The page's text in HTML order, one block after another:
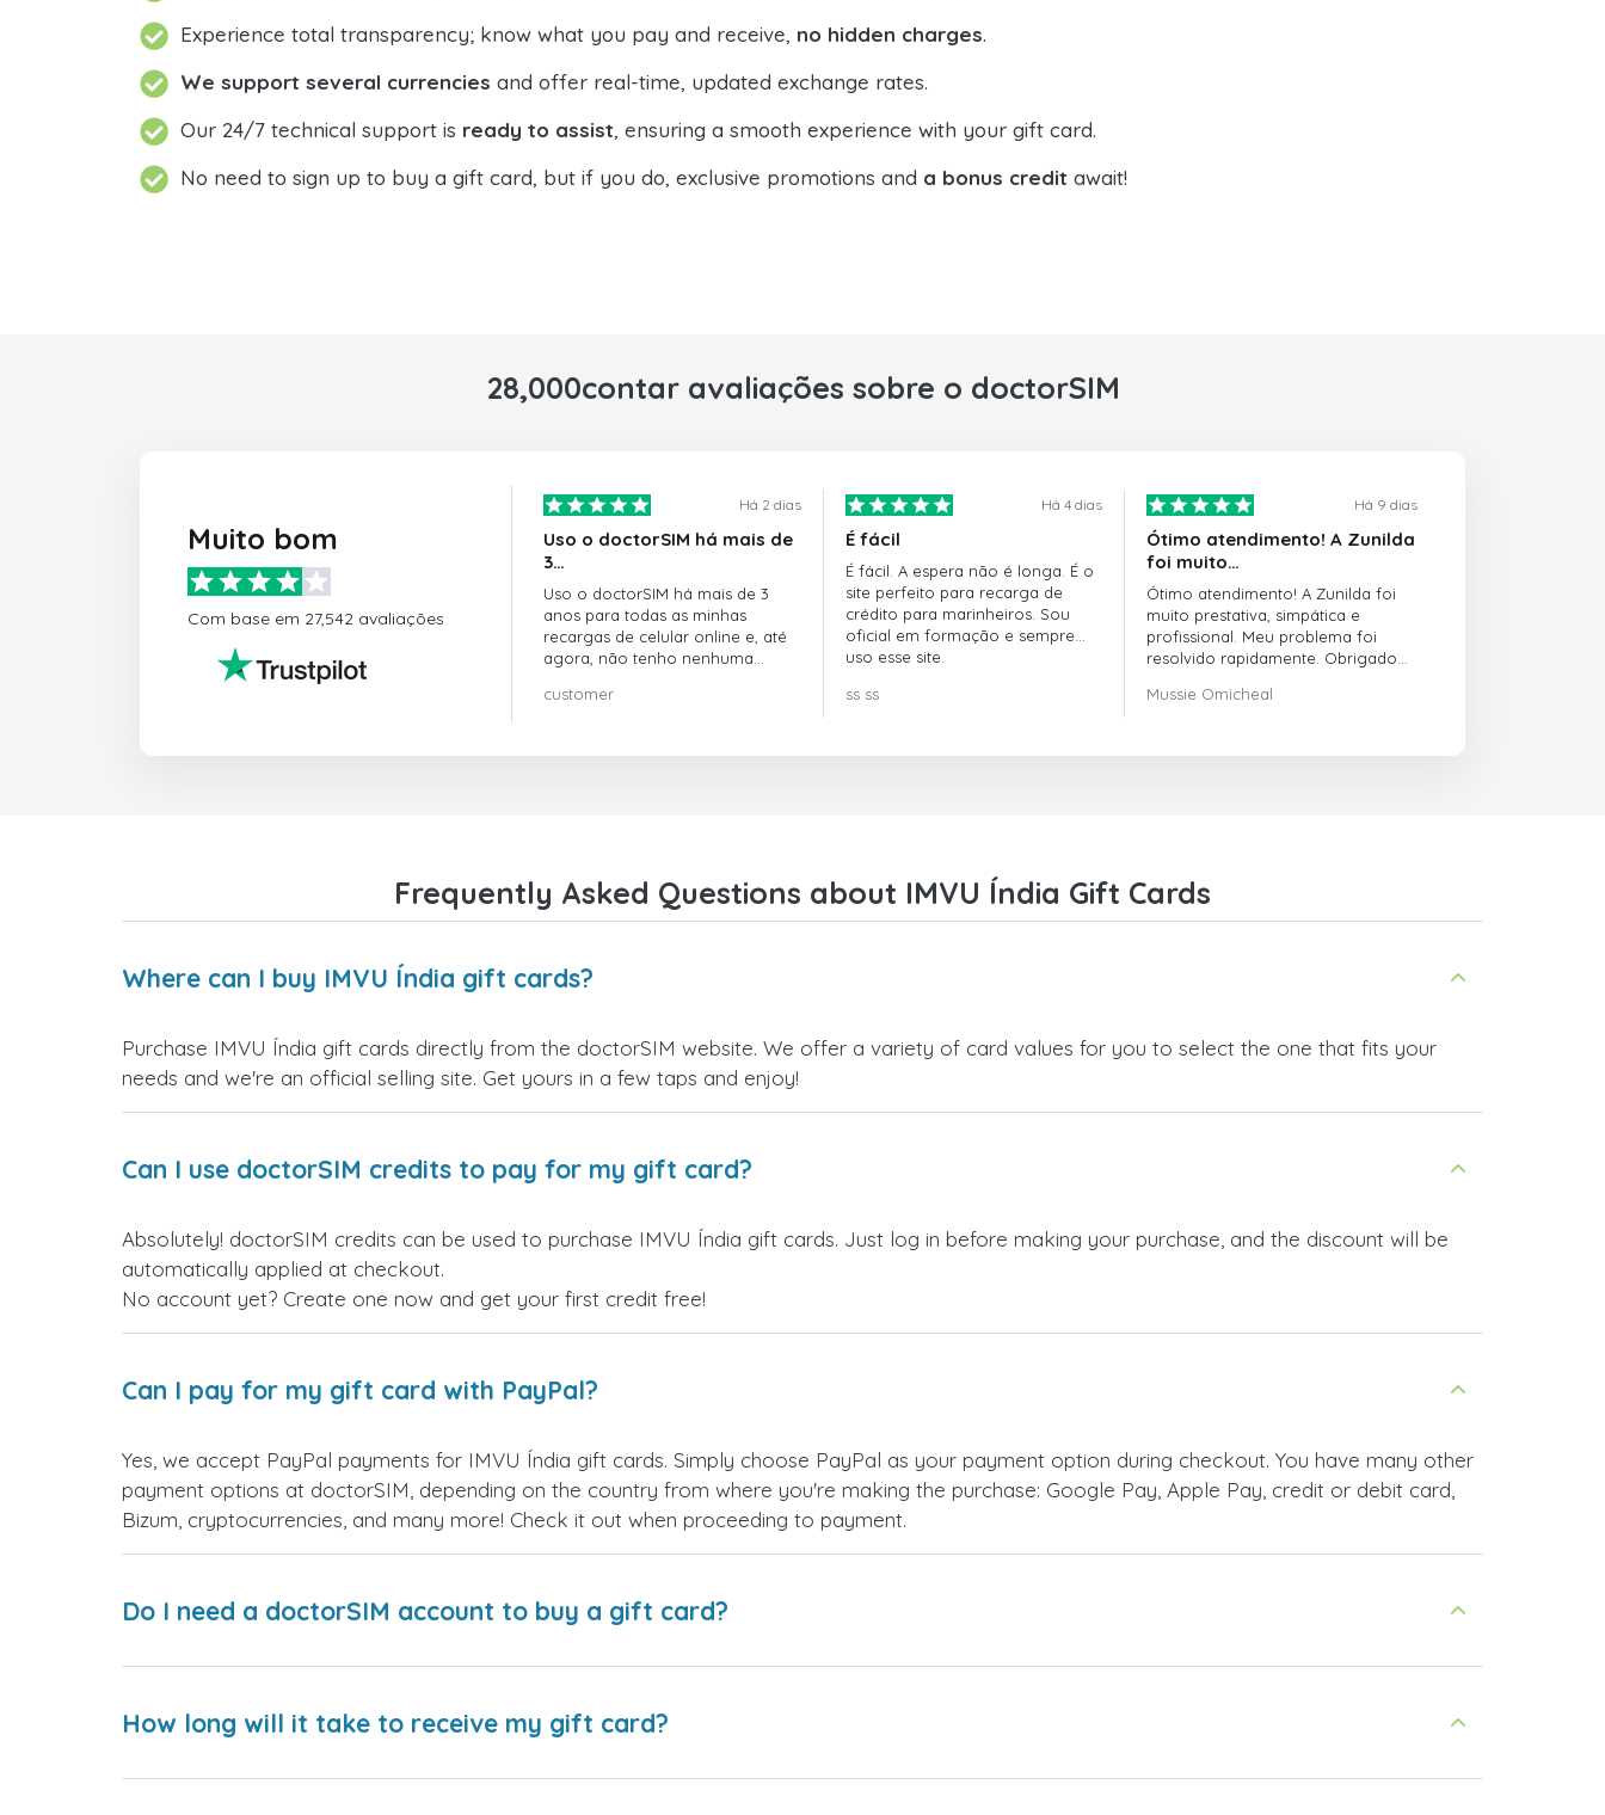
Experience total transparency; know what you pay and receive, no hidden charges.
We support several currencies and offer real-time, updated exchange rates.
Our 24/7 technical support is ready to assist, ensuring a smooth experience with your gift card.
No need to sign up to buy a gift card, but if you do, exclusive promotions and a bonus credit await!
28,000contar avaliações sobre o doctorSIM
Muito bom
Com base em 27,542 avaliações
Há 2 dias
Uso o doctorSIM há mais de
3…
Uso o doctorSIM há mais de 3
anos para todas as minhas
recargas de celular online e, até
agora, não tenho nenhuma
customer
Há 4 dias
É fácil
É fácil. A espera não é longa. É o
site perfeito para recarga de
crédito para marinheiros. Sou
oficial em formação e sempre
uso esse site.
ss ss
Há 9 dias
Ótimo atendimento! A Zunilda
foi muito…
Ótimo atendimento! A Zunilda foi
muito prestativa, simpática e
profissional. Meu problema foi
resolvido rapidamente. Obrigado
Mussie Omicheal
Frequently Asked Questions about IMVU Índia Gift Cards
Where can I buy IMVU Índia gift cards?
Purchase IMVU Índia gift cards directly from the doctorSIM website. We offer a variety of card values for you to select the one that fits your
needs and we're an official selling site. Get yours in a few taps and enjoy!
Can I use doctorSIM credits to pay for my gift card?
Absolutely! doctorSIM credits can be used to purchase IMVU Índia gift cards. Just log in before making your purchase, and the discount will be
automatically applied at checkout.
No account yet? Create one now and get your first credit free!
Can I pay for my gift card with PayPal?
Yes, we accept PayPal payments for IMVU Índia gift cards. Simply choose PayPal as your payment option during checkout. You have many other
payment options at doctorSIM, depending on the country from where you're making the purchase: Google Pay, Apple Pay, credit or debit card,
Bizum, cryptocurrencies, and many more! Check it out when proceeding to payment.
Do I need a doctorSIM account to buy a gift card?
How long will it take to receive my gift card?